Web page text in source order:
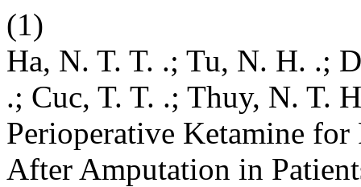
(1)
Ha, N. T. T. .; Tu, N. H. .;
.; Cuc, T. T. .; Thuy, N. T.
Perioperative Ketamine
After Amputation in